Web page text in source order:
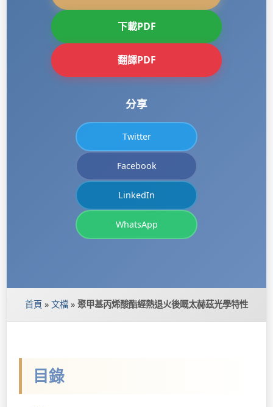
下載PDF
翻譯PDF
分享
Twitter
Facebook
LinkedIn
WhatsApp
首頁 » 文檔 » 聚甲基丙烯酸酯經熱退火後嘅太赫茲光學特性
目錄